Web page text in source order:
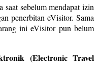
sebelum mendapat izin
penerbitan eVisitor. Sama
ini eVisitor pun belum
(Electronic Travel